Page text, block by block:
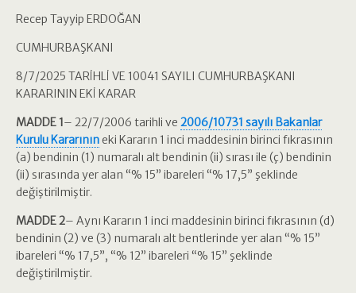
Recep Tayyip ERDOĞAN
CUMHURBAŞKANI
8/7/2025 TARİHLİ VE 10041 SAYILI CUMHURBAŞKANI
KARARININ EKİ KARAR
MADDE 1– 22/7/2006 tarihli ve 2006/10731 sayılı Bakanlar
Kurulu Kararının eki Kararın 1 inci maddesinin birinci fıkrasının
(a) bendinin (1) numaralı alt bendinin (ii) sırası ile (ç) bendinin
(ii) sırasında yer alan “% 15” ibareleri “% 17,5” şeklinde
değiştirilmiştir.
MADDE 2– Aynı Kararın 1 inci maddesinin birinci fıkrasının (d)
bendinin (2) ve (3) numaralı alt bentlerinde yer alan “% 15”
ibareleri “% 17,5”, “% 12” ibareleri “% 15” şeklinde
değiştirilmiştir.